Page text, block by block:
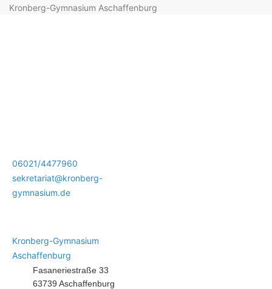
Kronberg-Gymnasium Aschaffenburg
06021/4477960
sekretariat@kronberg-
gymnasium.de
Kronberg-Gymnasium
Aschaffenburg
Fasaneriestraße 33
63739 Aschaffenburg